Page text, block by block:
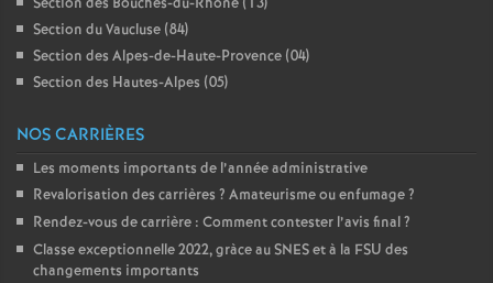
Section du Vaucluse (84)
Section des Alpes-de-Haute-Provence (04)
Section des Hautes-Alpes (05)
NOS CARRIÈRES
Les moments importants de l’année administrative
Revalorisation des carrières ? Amateurisme ou enfumage?
Rendez-vous de carrière : Comment contester l’avis final?
Classe exceptionnelle 2022, gràce au SNES et à la FSU des
changements importants